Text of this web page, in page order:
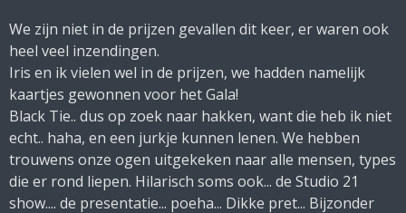
We zijn niet in de prijzen gevallen dit keer, er waren ook
heel veel inzendingen.
Iris en ik vielen wel in de prijzen, we hadden namelijk
kaartjes gewonnen voor het Gala!
Black Tie.. dus op zoek naar hakken, want die heb ik niet
echt.. haha, en een jurkje kunnen lenen. We hebben
trouwens onze ogen uitgekeken naar alle mensen, types
die er rond liepen. Hilarisch soms ook... de Studio 21
show.... de presentatie... poeha... Dikke pret... Bijzonder